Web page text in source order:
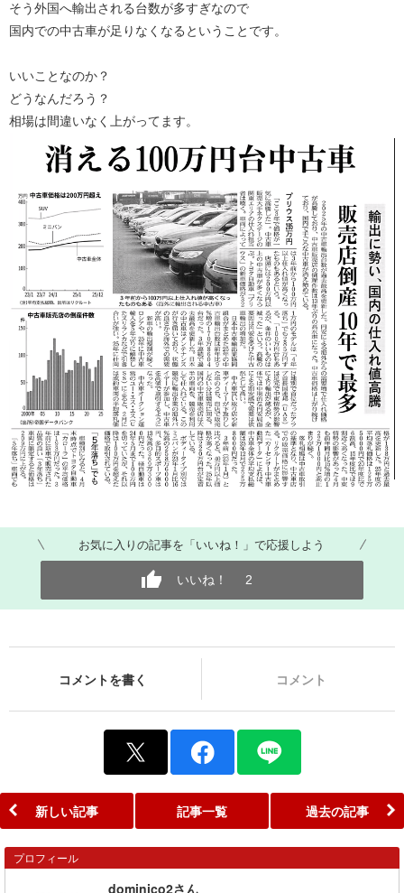
そう外国へ輸出される台数が多すぎなので
国内での中古車が足りなくなるということです。
いいことなのか？
どうなんだろう？
相場は間違いなく上がってます。
お気に入りの記事を「いいね！」で応援しよう
いいね！ 2
コメントを書く コメント
新しい記事 記事一覧 過去の記事
プロフィール
dominico2さん